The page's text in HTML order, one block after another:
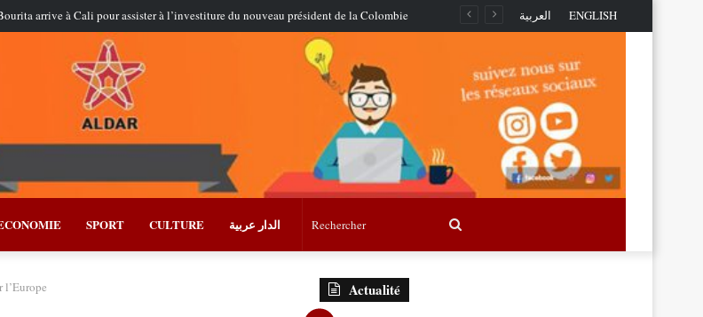
arrive à Cali pour assister à l’investiture du nouveau président de la Colombie العربية ENGLISH
SPORT CULTURE الدار عربية Rechercher
Actualité